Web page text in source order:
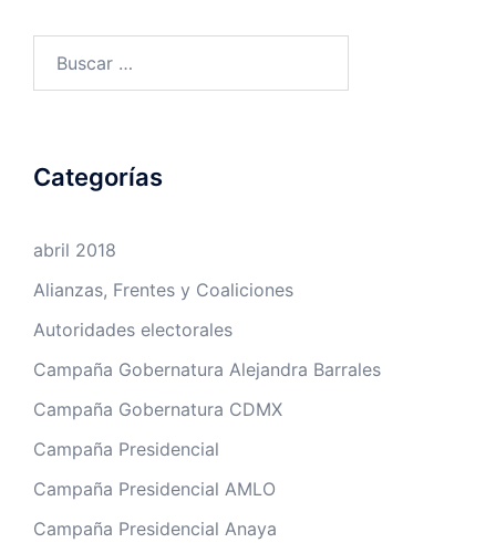
Categorías
abril 2018
Alianzas, Frentes y Coaliciones
Autoridades electorales
Campaña Gobernatura Alejandra Barrales
Campaña Gobernatura CDMX
Campaña Presidencial
Campaña Presidencial AMLO
Campaña Presidencial Anaya